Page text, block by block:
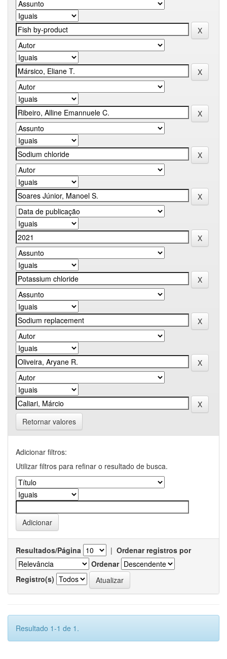
Retornar valores
Adicionar filtros:
Utilizar filtros para refinar o resultado de busca.
Resultados/Página | Ordenar registros por
Ordenar
Registro(s)
Resultado 1-1 de 1.